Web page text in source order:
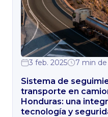
3 feb. 2025 7 min
Sistema de
transporte en
Honduras: una
tecnología y